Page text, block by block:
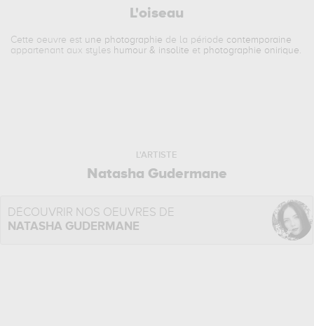
L'oiseau
Cette oeuvre est une photographie de la période contemporaine
appartenant aux styles humour & insolite et photographie onirique.
L'ARTISTE
Natasha Gudermane
DÉCOUVRIR NOS OEUVRES DE
NATASHA GUDERMANE